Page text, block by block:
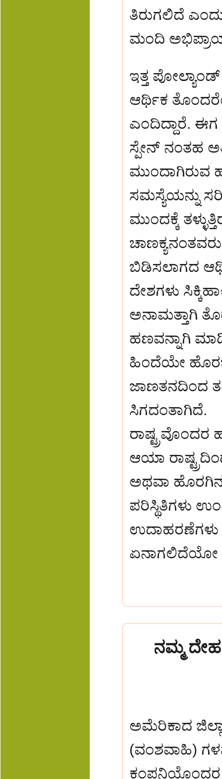
ತಿರುಗಲಿದೆ
ಮಂದಿ ಅಭಿಪ್ರಾಯ
ಇತ್ತ
ಆರ್ಥಿಕ
ಎಂದಿದ್ದಾರೆ.
ಸ್ಪೇನ್ ನಂತಹ
ಮುಂದಾಗಿರುವ
ಸಮಸ್ಯೆಯನ್ನು
ಮುಂದಕ್ಕೆ
ಬಿಡಿಸಲಾಗದ
ದೇಶಗಳು
ಅನಾಮತ್ತಾಗಿ
ಹಣವನ್ನಾಗಿ
ಹಿಂದೆಯೇ
ಜಾಣತನದಿಂದ
ಸಿಗದಂತಾಗಿದೆ.
ಆಯಾ
ಅಥವಾ ಹೊರಗಿನ
ಪರಿಸ್ಥಿತಿಗಳು
ಏನಾಗಲಿದೆಯೋ
ನಮ್ಮ
ಅಮೆರಿಕಾದ
(ವಂಶವಾಹಿ)
ಕಂಪನಿಯೊಂದರ